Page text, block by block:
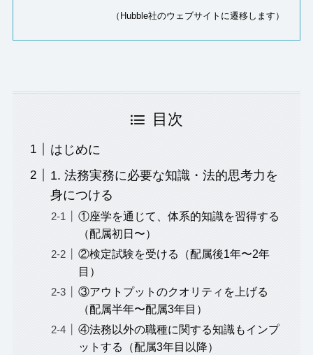
（Hubble社のウェブサイトに遷移します）
目次
はじめに
1. 法務実務に必要な知識・法的思考力を
身につける
①座学を通じて、体系的知識を習得する
（配属初日〜）
②検定試験を受ける（配属後1年〜2年
目）
③アウトプットのクオリティを上げる
（配属半年〜配属3年目）
④法務以外の職種に関する知識もインプ
ットする（配属3年目以降）